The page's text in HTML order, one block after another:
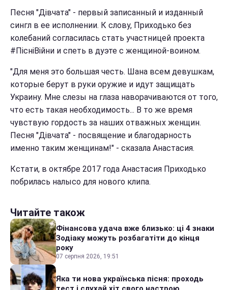
Песня "Дівчата" - первый записанный и изданный
сингл в ее исполнении. К слову, Приходько без
колебаний согласилась стать участницей проекта
#ПісніВійни и спеть в дуэте с женщиной-воином.
"Для меня это большая честь. Шана всем девушкам,
которые берут в руки оружие и идут защищать
Украину. Мне слезы на глаза наворачиваются от того,
что есть такая необходимость... В то же время
чувствую гордость за наших отважных женщин.
Песня "Дівчата" - посвящение и благодарность
именно таким женщинам!" - сказала Анастасия.
Кстати, в октябре 2017 года Анастасия Приходько
побрилась налысо для нового клипа.
Читайте також
Фінансова удача вже близько: ці 4 знаки
Зодіаку можуть розбагатіти до кінця
року
07 серпня 2026, 19:51
Яка ти нова українська пісня: проходь